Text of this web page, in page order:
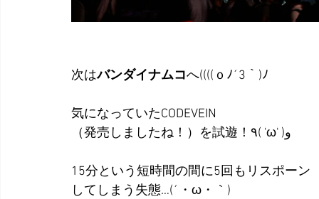
次はバンダイナムコへ((((ｏﾉ´3｀)ﾉ
気になっていたCODEVEIN
（発売しましたね！）を試遊！٩( 'ω' )و
15分という短時間の間に5回もリスポーン
してしまう失態…(´・ω・｀)